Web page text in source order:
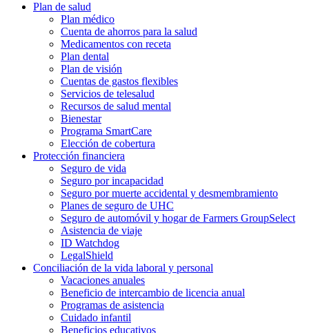
Plan de salud
Plan médico
Cuenta de ahorros para la salud
Medicamentos con receta
Plan dental
Plan de visión
Cuentas de gastos flexibles
Servicios de telesalud
Recursos de salud mental
Bienestar
Programa SmartCare
Elección de cobertura
Protección financiera
Seguro de vida
Seguro por incapacidad
Seguro por muerte accidental y desmembramiento
Planes de seguro de UHC
Seguro de automóvil y hogar de Farmers GroupSelect
Asistencia de viaje
ID Watchdog
LegalShield
Conciliación de la vida laboral y personal
Vacaciones anuales
Beneficio de intercambio de licencia anual
Programas de asistencia
Cuidado infantil
Beneficios educativos